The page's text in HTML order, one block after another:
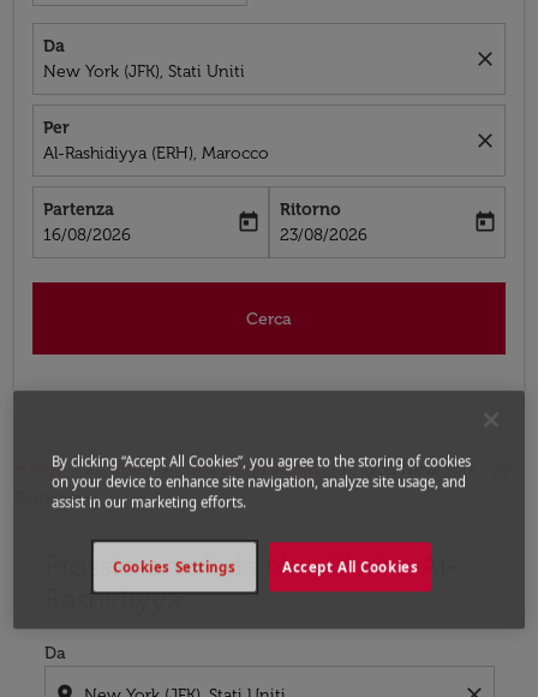
Da
New York (JFK), Stati Uniti
close
Per
Al-Rashidiyya (ERH), Marocco
close
Partenza
fc-booking-departure-date-aria-label
16/08/2026
today
Ritorno
fc-booking-return-date-aria-label
23/08/2026
today
Cerca
Home Voli Voli per Marocco
Voli New York - Al-
Rashidiyya
Prossimo voli da New York a Al-
Rashidiyya
Da
Prova ad aggiornare il tuo percorso (origine e/o
By clicking “Accept All Cookies”, you agree to the storing of cookies
on your device to enhance site navigation, analyze site usage, and
assist in our marketing efforts.
Accept All Cookies
Cookies Settings